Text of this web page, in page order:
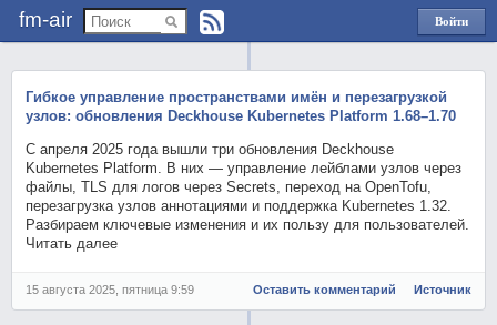
fm-air
Войти
через
Гибкое управление пространствами имён и перезагрузкой
узлов: обновления Deckhouse Kubernetes Platform 1.68–1.70
С апреля 2025 года вышли три обновления Deckhouse
Kubernetes Platform. В них — управление лейблами узлов через
файлы, TLS для логов через Secrets, переход на OpenTofu,
перезагрузка узлов аннотациями и поддержка Kubernetes 1.32.
Разбираем ключевые изменения и их пользу для пользователей.
Читать далее
15 августа 2025, пятница 9:59 Оставить комментарий Источник